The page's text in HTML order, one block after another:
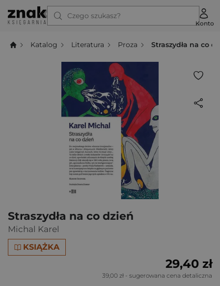
Czego szukasz?
Konto
Katalog Literatura Proza Straszydła na co
Straszydła na co dzień
Michal Karel
KSIĄŻKA
29,40 zł
39,00 zł - sugerowana cena detaliczna